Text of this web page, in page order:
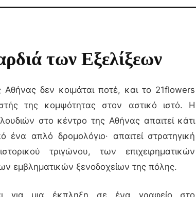
των Εξελίξεων
δεν κοιμάται ποτέ, και το 21flowers
της κομψότητας στον αστικό ιστό. Η
στο κέντρο της Αθήνας απαιτεί κάτι
απλό δρομολόγιο· απαιτεί στρατηγική
τριγώνου, των επιχειρηματικών
εμβληματικών ξενοδοχείων της πόλης.